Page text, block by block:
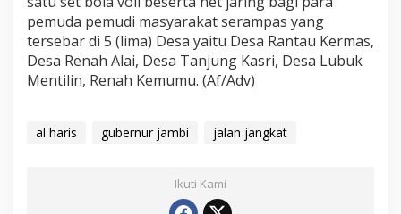
pemuda pemudi masyarakat serampas yang
tersebar di 5 (lima) Desa yaitu Desa Rantau Kermas,
Desa Renah Alai, Desa Tanjung Kasri, Desa Lubuk
Mentilin, Renah Kemumu. (Af/Adv)
al haris gubernur jambi jalan jangkat
Ikuti Kami